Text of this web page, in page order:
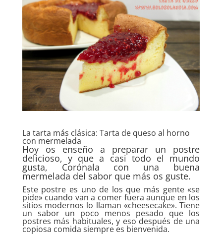
La tarta más clásica: Tarta de queso al horno
con mermelada
Hoy os enseño a preparar un postre
delicioso, y que a casi todo el mundo
gusta, Corónala con una buena
mermelada del sabor que más os guste.
Este postre es uno de los que más gente «se
pide» cuando van a comer fuera aunque en los
sitios modernos lo llaman «cheesecake». Tiene
un sabor un poco menos pesado que los
postres más habituales, y eso después de una
copiosa comida siempre es bienvenida.